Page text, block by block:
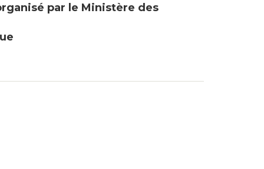
par le Ministère des